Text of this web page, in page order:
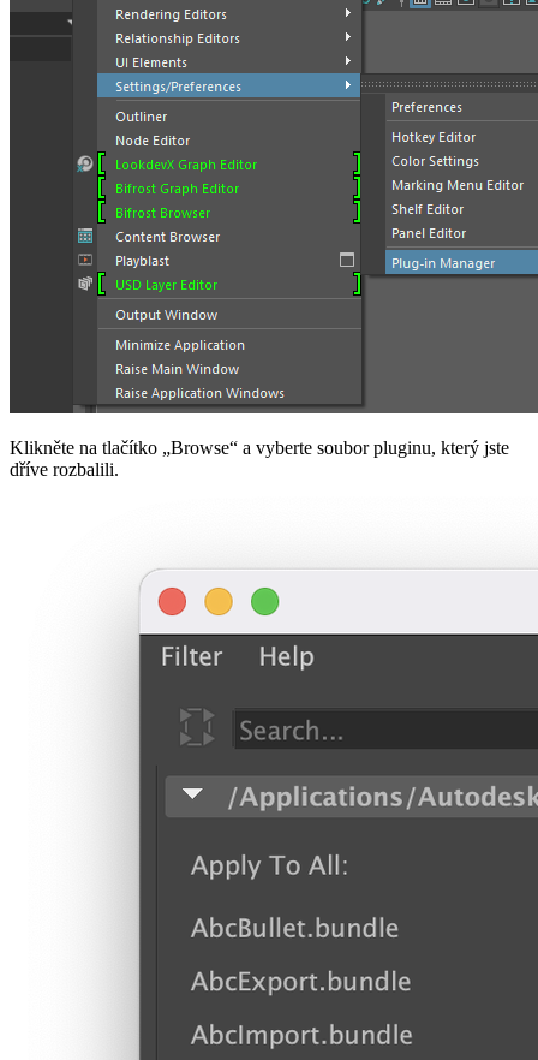
Klikněte na tlačítko „Browse“ a vyberte soubor pluginu, který jste
dříve rozbalili.